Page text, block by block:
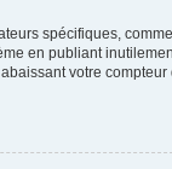
spécifiques,
en publiant
votre compteur